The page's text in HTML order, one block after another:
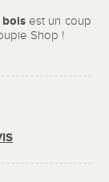
est un coup
Shop !